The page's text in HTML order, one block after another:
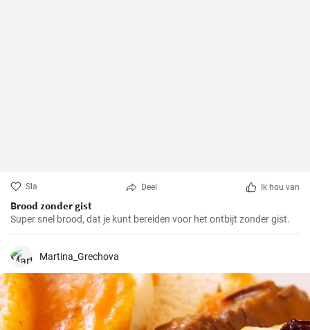
Sla Deel Ik hou van
Brood zonder gist
Super snel brood, dat je kunt bereiden voor het ontbijt zonder gist.
Martina_Grechova